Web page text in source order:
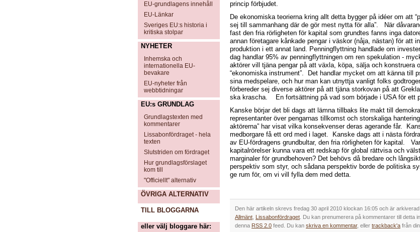
EU-grundlagens innehåll
EU-Länkar
Sveriges EU:s historia i
kritiska stolpar
NYHETER
Inhemska och
internationella EU-
bevakare
EU-nyheter från
webbtidningar
EU:s GRUNDLAG
Grundlagstexten med
kommentarer
Lissabonfördraget - hela
texten
Slutstriden om fördraget
Hur grundlagsförslaget
kom till
"Officiellt" alternativ
ÖVRIGA ALTERNATIV
TILL BLOGGARNA
eller välj bloggare här:
princip förbjudet.
De ekonomiska teorierna kring allt detta bygger på idéer om att
sej till sammanhang där de gör mest nytta för alla”. När
fast den fria rörligheten för kapital som grundtes fanns inga
annan företagare kånkade pengar i väskor (nåja, nästan) för att
produktion i ett annat land. Penningflyttning handlade om
dag handlar 95% av penningflyttningen om ren spekulation -
aktörer vill tjäna pengar på att växla, köpa, sälja och konstruera
“ekonomiska instrument”. Det handlar mycket om att känna till
sina medspelare, och hur man kan utnyttja vanligt folks
förbereder sej diverse aktörer på att tjäna storkovan på att
ska krascha. En fortsättning på vad som började i USA för ett
Kanske börjar det bli dags att lämna tillbaks lite makt till
representanter över pengarnas tillkomst och storskaliga
aktörerna” har visat vilka konsekvenser deras agerande får.
medborgare få ett ord med i laget. Kanske dags att i nästa
av EU-fördragens grundbultar, den fria rörligheten för kapital.
kapitalrörelser kunna vara ett redskap för global rättvisa och
marginaler för grundbehoven? Det behövs då bredare och
perspektiv som styr, och sådana perspektiv borde de politiska
ge rum för, om vi vill fylla dem med detta.
Den här artikeln skrevs fredag 30 april 2010 klockan 16:05 och är
Allmänt Lissabonfördraget . Du kan prenumerera på kommentarer till detta
denna RSS 2.0 feed. Du kan skriva en kommentar, eller trackback'a från